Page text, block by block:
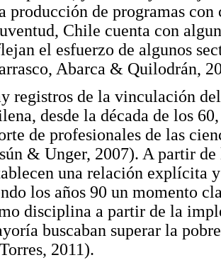
producción de programas
Chile cuenta con
el esfuerzo de algunos
Abarca & Quilodrán,
registros de la vinculación
desde la década de los
de profesionales de las
& Unger, 2007). A partir de
una relación explícita
los años 90 un momento
disciplina a partir de la
buscaban superar la
2011).